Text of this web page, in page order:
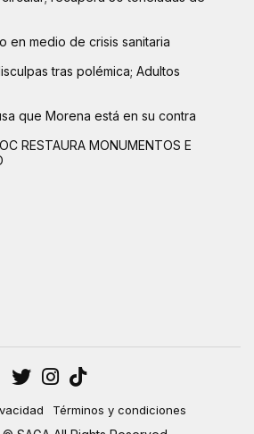
en medio de crisis sanitaria
tras polémica; Adultos
que Morena está en su contra
RESTAURA MONUMENTOS E
Términos y condiciones